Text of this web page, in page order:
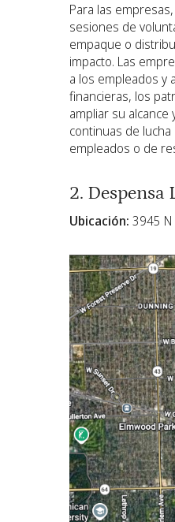
Para las
sesiones de
empaque o
impacto. Las
a los empleados y
financieras, los
ampliar su
continuas de
empleados o de
2. Despensa
Ubicación: 3945 N